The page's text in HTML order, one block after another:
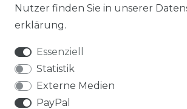
Nutzer finden Sie in unserer
erklärung.
Essenziell
Statistik
Externe Medien
PayPal